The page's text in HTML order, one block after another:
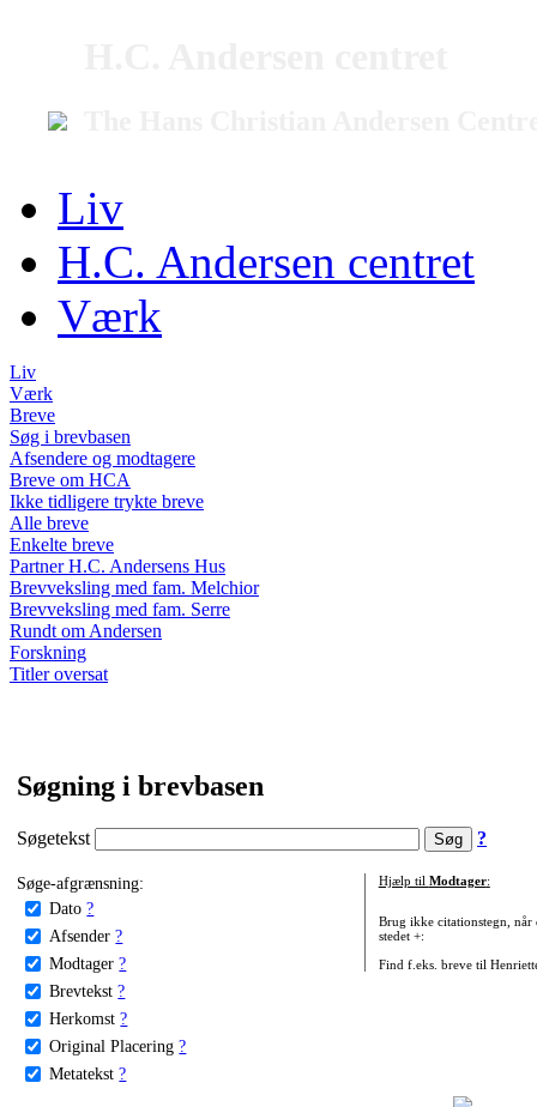
Liv
H.C. Andersen centret
Værk
Liv
Værk
Breve
Søg i brevbasen
Afsendere og modtagere
Breve om HCA
Ikke tidligere trykte breve
Alle breve
Enkelte breve
Partner H.C. Andersens Hus
Brevveksling med fam. Melchior
Brevveksling med fam. Serre
Rundt om Andersen
Forskning
Titler oversat
Søgning i brevbasen
Søgetekst ?
Søge-afgrænsning:
Dato ?
Afsender ?
Modtager ?
Brevtekst ?
Herkomst ?
Original Placering ?
Metatekst ?
Hjælp til Modtager:
Brug ikke citationstegn, når
stedet +:
Find f.eks. breve til